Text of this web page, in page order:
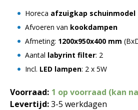
Horeca afzuigkap schuinmodel
Afvoeren van kookdampen
Afmeting: 1200x950x400 mm
Aantal labyrint filter: 2
Incl. LED lampen: 2 x 5W
Voorraad: 1 op voorraad (kan
Levertijd:3-5 werkdagen